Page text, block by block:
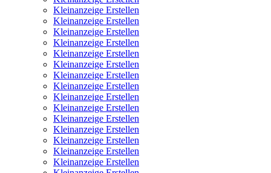
Kleinanzeige Erstellen
Kleinanzeige Erstellen
Kleinanzeige Erstellen
Kleinanzeige Erstellen
Kleinanzeige Erstellen
Kleinanzeige Erstellen
Kleinanzeige Erstellen
Kleinanzeige Erstellen
Kleinanzeige Erstellen
Kleinanzeige Erstellen
Kleinanzeige Erstellen
Kleinanzeige Erstellen
Kleinanzeige Erstellen
Kleinanzeige Erstellen
Kleinanzeige Erstellen